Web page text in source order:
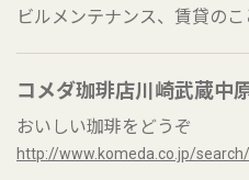
ビルメンテナンス、賃貸の
コメダ珈琲店川崎武蔵中
おいしい珈琲をどうぞ
http://www.komeda.co.jp/